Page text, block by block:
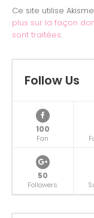
Ce site utilise
plus sur la façon
sont traitées.
Follow Us
100
Fan
50
Followers